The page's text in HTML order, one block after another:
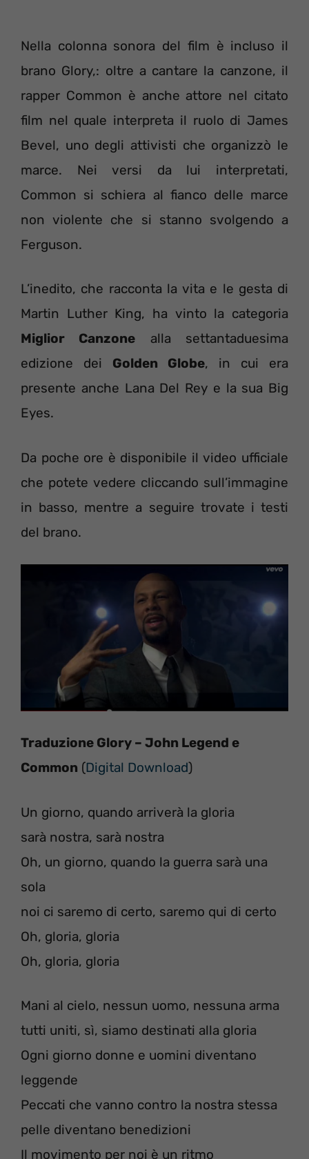
Nella colonna sonora del film è incluso il
brano Glory,: oltre a cantare la canzone, il
rapper Common è anche attore nel citato
film nel quale interpreta il ruolo di James
Bevel, uno degli attivisti che organizzò le
marce. Nei versi da lui interpretati,
Common si schiera al fianco delle marce
non violente che si stanno svolgendo a
Ferguson.
L’inedito, che racconta la vita e le gesta di
Martin Luther King, ha vinto la categoria
Miglior Canzone alla settantaduesima
edizione dei Golden Globe, in cui era
presente anche Lana Del Rey e la sua Big
Eyes.
Da poche ore è disponibile il video ufficiale
che potete vedere cliccando sull’immagine
in basso, mentre a seguire trovate i testi
del brano.
Traduzione Glory – John Legend e
Common (Digital Download)
Un giorno, quando arriverà la gloria
sarà nostra, sarà nostra
Oh, un giorno, quando la guerra sarà una
sola
noi ci saremo di certo, saremo qui di certo
Oh, gloria, gloria
Oh, gloria, gloria
Mani al cielo, nessun uomo, nessuna arma
tutti uniti, sì, siamo destinati alla gloria
Ogni giorno donne e uomini diventano
leggende
Peccati che vanno contro la nostra stessa
pelle diventano benedizioni
Il movimento per noi è un ritmo